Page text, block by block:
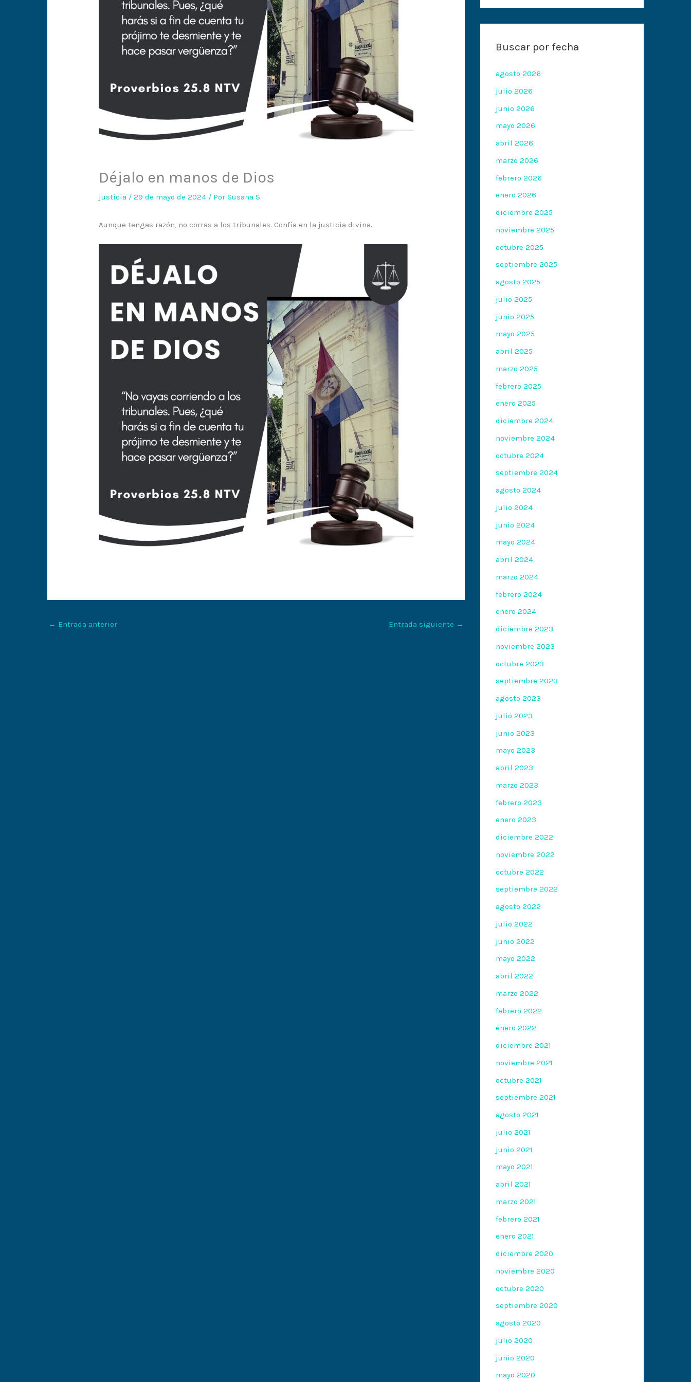
Déjalo en manos de Dios
justicia /29 de mayo de 2024 / PorSusana S.
Aunque tengas razón, no corras a los tribunales. Confía en la justicia divina.
← Entrada anterior Entrada siguiente →
Buscar por fecha
agosto 2026
julio 2026
junio 2026
mayo 2026
abril 2026
marzo 2026
febrero 2026
enero 2026
diciembre 2025
noviembre 2025
octubre 2025
septiembre 2025
agosto 2025
julio 2025
junio 2025
mayo 2025
abril 2025
marzo 2025
febrero 2025
enero 2025
diciembre 2024
noviembre 2024
octubre 2024
septiembre 2024
agosto 2024
julio 2024
junio 2024
mayo 2024
abril 2024
marzo 2024
febrero 2024
enero 2024
diciembre 2023
noviembre 2023
octubre 2023
septiembre 2023
agosto 2023
julio 2023
junio 2023
mayo 2023
abril 2023
marzo 2023
febrero 2023
enero 2023
diciembre 2022
noviembre 2022
octubre 2022
septiembre 2022
agosto 2022
julio 2022
junio 2022
mayo 2022
abril 2022
marzo 2022
febrero 2022
enero 2022
diciembre 2021
noviembre 2021
octubre 2021
septiembre 2021
agosto 2021
julio 2021
junio 2021
mayo 2021
abril 2021
marzo 2021
febrero 2021
enero 2021
diciembre 2020
noviembre 2020
octubre 2020
septiembre 2020
agosto 2020
julio 2020
junio 2020
mayo 2020